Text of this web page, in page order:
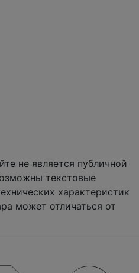
не является публичной
текстовые
характеристик
может отличаться от